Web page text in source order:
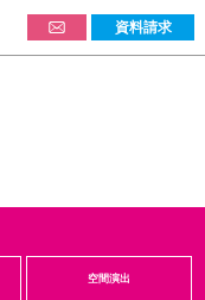
資料請求
空間演出